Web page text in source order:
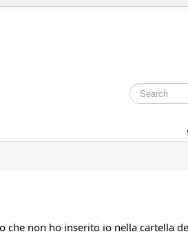
che non ho inserito io nella cartella